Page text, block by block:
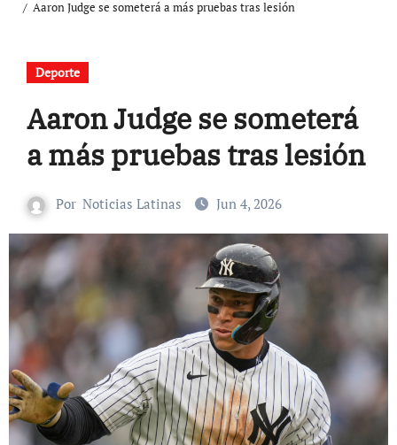
Aaron Judge se someterá a más pruebas tras lesión
Deporte
Aaron Judge se someterá
a más pruebas tras lesión
Por Noticias Latinas Jun 4, 2026